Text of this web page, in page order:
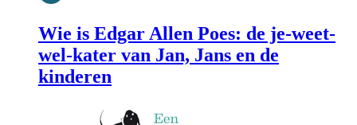
Wie is Edgar Allen Poes: de je-weet-
wel-kater van Jan, Jans en de
kinderen